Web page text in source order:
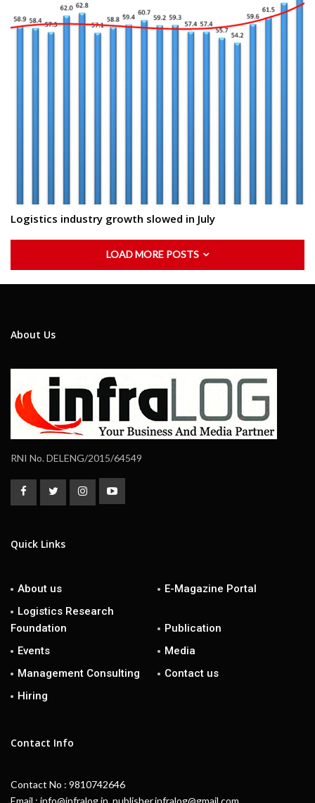
Logistics industry growth slowed in July
LOAD MORE POSTS
About Us
RNI No. DELENG/2015/64549
Quick Links
About us
E-Magazine Portal
Logistics Research
Foundation
Publication
Events
Media
Management Consulting
Contact us
Hiring
Contact Info
Contact No : 9810742646